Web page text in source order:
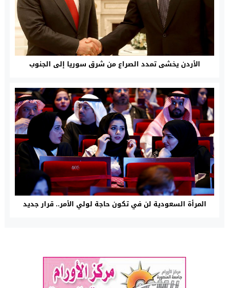
الأردن يخشى تمدد الصراع من شرق سوريا إلى الجنوب
المرأة السعودية لن في تكون حاجة لولي الأمر.. قرار جديد